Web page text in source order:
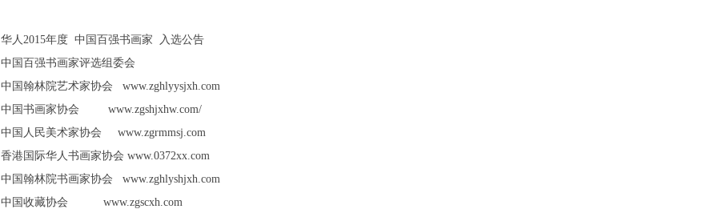
华人2015年度 中国百强书画家 入选公告
中国百强书画家评选组委会
中国翰林院艺术家协会 www.zghlyysjxh.com
中国书画家协会 www.zgshjxhw.com/
中国人民美术家协会 www.zgrmmsj.com
香港国际华人书画家协会 www.0372xx.com
中国翰林院书画家协会 www.zghlyshjxh.com
中国收藏协会 www.zgscxh.com